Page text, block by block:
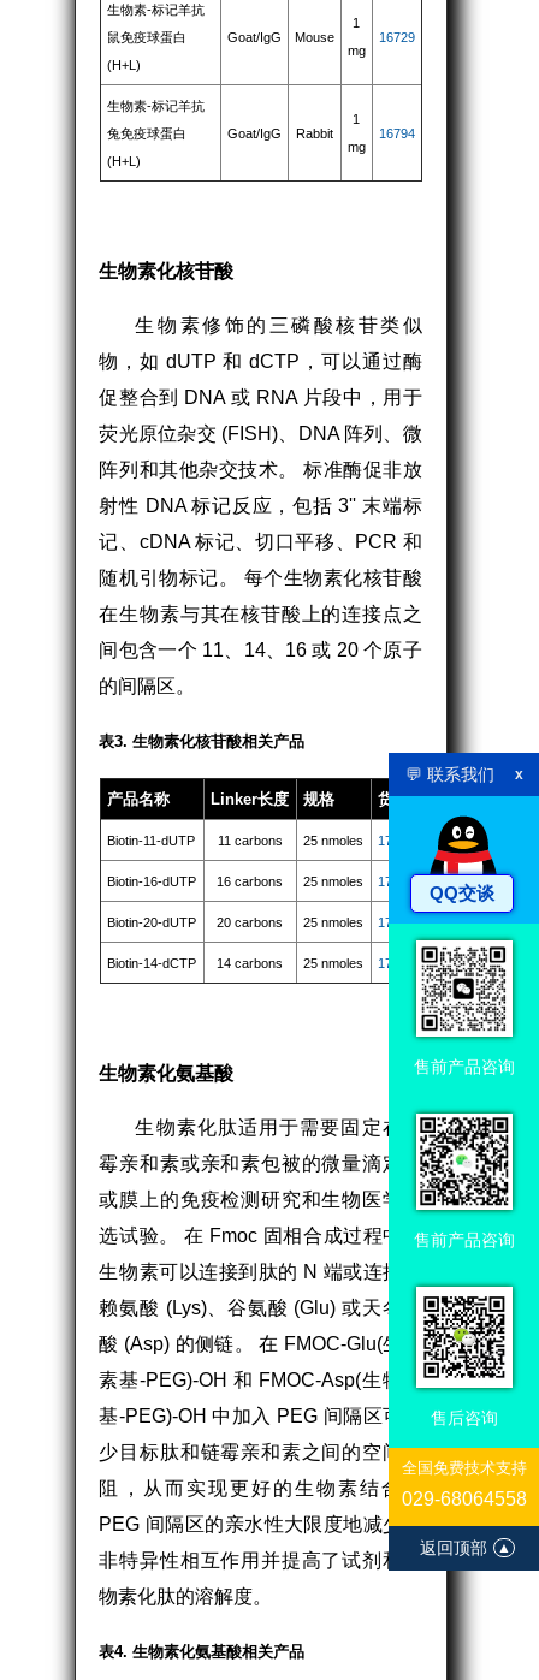
生物素-标记羊抗
鼠免疫球蛋白
(H+L)
Goat/IgG Mouse
1
mg
16729
生物素-标记羊抗
兔免疫球蛋白
(H+L)
Goat/IgG Rabbit
1
mg
16794
生物素化核苷酸
生物素修饰的三磷酸核苷类似
物，如 dUTP 和 dCTP，可以通过酶
促整合到 DNA 或 RNA 片段中，用于
荧光原位杂交 (FISH)、DNA 阵列、微
阵列和其他杂交技术。 标准酶促非放
射性 DNA 标记反应，包括 3'' 末端标
记、cDNA 标记、切口平移、PCR 和
随机引物标记。 每个生物素化核苷酸
在生物素与其在核苷酸上的连接点之
间包含一个 11、14、16 或 20 个原子
的间隔区。
表3. 生物素化核苷酸相关产品
产品名称 Linker长度 规格 货号
Biotin-11-dUTP 11 carbons 25 nmoles 17016
Biotin-16-dUTP 16 carbons 25 nmoles 17017
Biotin-20-dUTP 20 carbons 25 nmoles 17018
Biotin-14-dCTP 14 carbons 25 nmoles 17019
生物素化氨基酸
生物素化肽适用于需要固定在链
霉亲和素或亲和素包被的微量滴定板
或膜上的免疫检测研究和生物医学筛
选试验。 在 Fmoc 固相合成过程中，
生物素可以连接到肽的 N 端或连接到
赖氨酸 (Lys)、谷氨酸 (Glu) 或天冬氨
酸 (Asp) 的侧链。 在 FMOC-Glu(生物
素基-PEG)-OH 和 FMOC-Asp(生物素
基-PEG)-OH 中加入 PEG 间隔区可减
少目标肽和链霉亲和素之间的空间位
阻，从而实现更好的生物素结合。
PEG 间隔区的亲水性大限度地减少了
非特异性相互作用并提高了试剂和生
物素化肽的溶解度。
表4. 生物素化氨基酸相关产品
💬 联系我们 x
QQ交谈
售前产品咨询
售前产品咨询
售后咨询
全国免费技术支持
029-68064558
返回顶部 ▲